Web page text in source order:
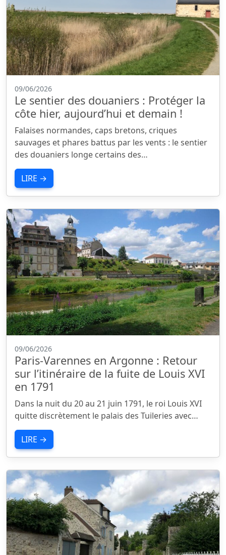
09/06/2026
Le sentier des douaniers : Protéger la
côte hier, aujourd’hui et demain !
Falaises normandes, caps bretons, criques
sauvages et phares battus par les vents : le sentier
des douaniers longe certains des…
LIRE →
09/06/2026
Paris-Varennes en Argonne : Retour
sur l’itinéraire de la fuite de Louis XVI
en 1791
Dans la nuit du 20 au 21 juin 1791, le roi Louis XVI
quitte discrètement le palais des Tuileries avec…
LIRE →